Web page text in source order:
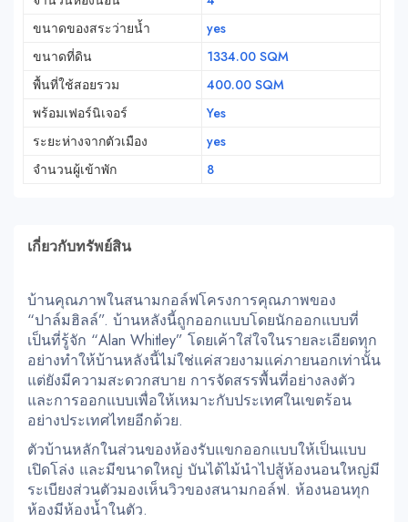
ขนาดของสระว่ายน้ำ
yes
ขนาดที่ดิน
1334.00 SQM
พื้นที่ใช้สอยรวม
400.00 SQM
พร้อมเฟอร์นิเจอร์
Yes
ระยะห่างจากตัวเมือง
yes
จำนวนผู้เข้าพัก
8
เกี่ยวกับทรัพย์สิน
บ้านคุณภาพในสนามกอล์ฟโครงการคุณภาพของ
“ปาล์มฮิลล์”. บ้านหลังนี้ถูกออกแบบโดยนักออกแบบที่
เป็นที่รู้จัก “Alan Whitley” โดยเค้าใส่ใจในรายละเอียดทุก
อย่างทำให้บ้านหลังนี้ไม่ใช่แค่สวยงามแค่ภายนอกเท่านั้น
แต่ยังมีความสะดวกสบาย การจัดสรรพื้นที่อย่างลงตัว
และการออกแบบเพื่อให้เหมาะกับประเทศในเขตร้อน
อย่างประเทศไทยอีกด้วย.
ตัวบ้านหลักในส่วนของห้องรับแขกออกแบบให้เป็นแบบ
เปิดโล่ง และมีขนาดใหญ่ บันได้ไม้นำไปสู้ห้องนอนใหญ่มี
ระเบียงส่วนตัวมองเห็นวิวของสนามกอล์ฟ. ห้องนอนทุก
ห้องมีห้องน้ำในตัว.